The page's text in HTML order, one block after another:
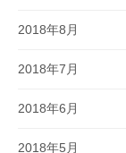
2018年8月
2018年7月
2018年6月
2018年5月